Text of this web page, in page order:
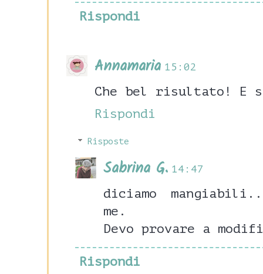
Rispondi
Annamaria 15:02
Che bel risultato! E
Rispondi
Risposte
Sabrina G. 14:47
diciamo
me.
Devo provare a
Rispondi